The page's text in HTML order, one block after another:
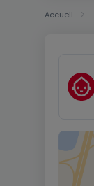
Accueil